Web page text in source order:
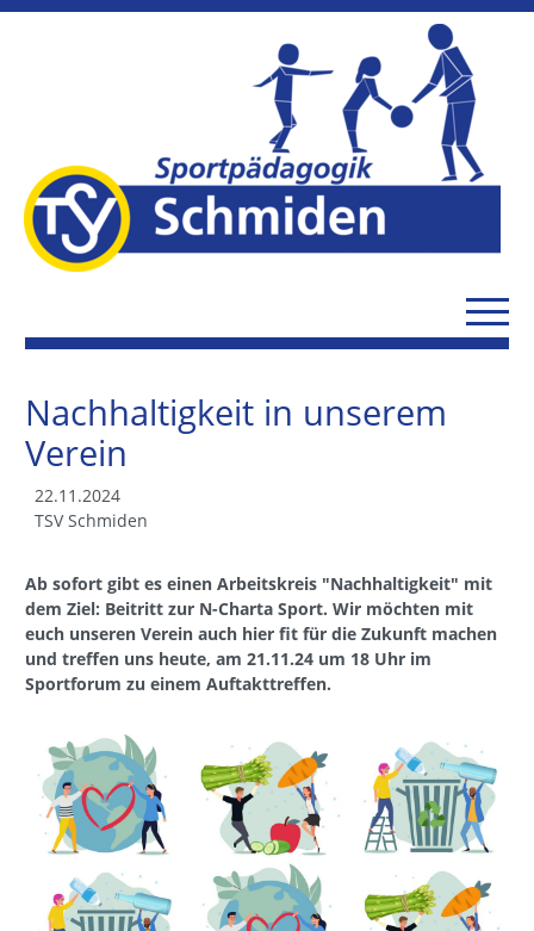
Nachhaltigkeit in unserem
Verein
22.11.2024
TSV Schmiden
Ab sofort gibt es einen Arbeitskreis "Nachhaltigkeit" mit
dem Ziel: Beitritt zur N-Charta Sport. Wir möchten mit
euch unseren Verein auch hier fit für die Zukunft machen
und treffen uns heute, am 21.11.24 um 18 Uhr im
Sportforum zu einem Auftakttreffen.